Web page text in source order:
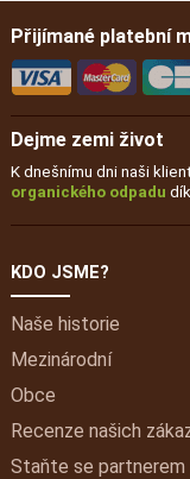
Přijímané platební
Dejme zemi život
K dnešnímu dni naši
organického odpadu
KDO JSME?
Naše historie
Mezinárodní
Obce
Recenze našich
Staňte se partnerem